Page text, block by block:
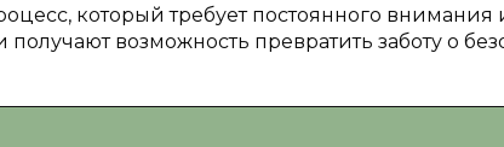
который требует постоянного внимания
возможность превратить заботу о